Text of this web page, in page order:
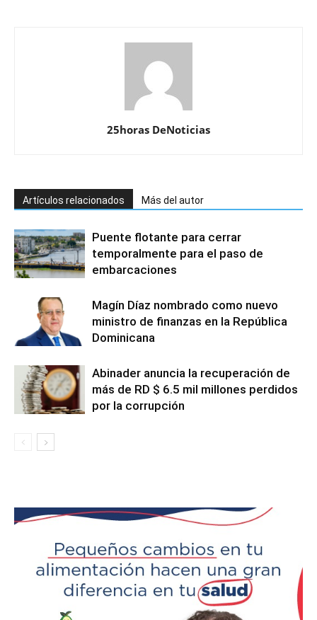
25horas DeNoticias
Artículos relacionados Más del autor
Puente flotante para cerrar
temporalmente para el paso de
embarcaciones
Magín Díaz nombrado como nuevo
ministro de finanzas en la República
Dominicana
Abinader anuncia la recuperación de
más de RD $ 6.5 mil millones perdidos
por la corrupción